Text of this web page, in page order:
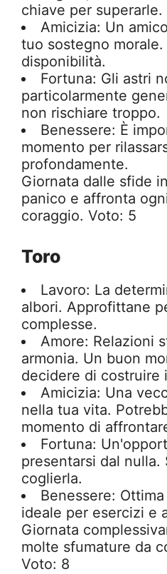
chiave per superarle.
Amicizia: Un
tuo sostegno
disponibilità.
Fortuna: Gli astri
particolarmente
non rischiare troppo.
Benessere: È
momento per
profondamente.
Giornata dalle sfide
panico e affronta
coraggio. Voto: 5
Toro
Lavoro: La
albori. Approfittane
complesse.
Amore: Relazioni
armonia. Un buon
decidere di costruire
Amicizia: Una
nella tua vita.
momento di
Fortuna:
presentarsi dal nulla.
coglierla.
Benessere:
ideale per esercizi e
Giornata
molte sfumature da
Voto: 8